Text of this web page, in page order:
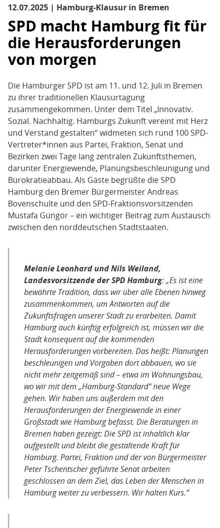
12.07.2025 | Hamburg-Klausur in Bremen
SPD macht Hamburg fit für
die Herausforderungen
von morgen
Die Hamburger SPD ist am 11. und 12. Juli in Bremen
zu ihrer traditionellen Klausurtagung
zusammengekommen. Unter dem Titel „Innovativ.
Sozial. Nachhaltig. Hamburgs Zukunft vereint mit Herz
und Verstand gestalten“ widmeten sich rund 100 SPD-
Vertreter*innen aus Partei, Fraktion, Senat und
Bezirken zwei Tage lang zentralen Zukunftsthemen,
darunter Energiewende, Planungsbeschleunigung und
Bürokratieabbau. Als Gäste begrüßte die SPD
Hamburg den Bremer Bürgermeister Andreas
Bovenschulte und den SPD-Fraktionsvorsitzenden
Mustafa Güngör – ein wichtiger Beitrag zum Austausch
zwischen den norddeutschen Stadtstaaten.
Melanie Leonhard und Nils Weiland,
Landesvorsitzende der SPD Hamburg: „Es ist eine
bewährte Tradition, dass wir über alle Ebenen hinweg
zusammenkommen, um Antworten auf die
Zukunftsfragen unserer Stadt zu erarbeiten. Damit
Hamburg auch künftig erfolgreich ist, müssen wir die
Stadt konsequent auf die kommenden
Herausforderungen vorbereiten. Das heißt: Planungen
beschleunigen und Vorgaben dort abbauen, wo sie
nicht mehr zeitgemäß sind – etwa im Wohnungsbau,
wo wir mit dem „Hamburg-Standard“ neue Wege
gehen. Wir haben uns außerdem mit den
Herausforderungen der Energiewende in einer
Großstadt wie Hamburg befasst. Die Beratungen in
Bremen haben gezeigt: Die SPD ist inhaltlich klar
aufgestellt und bleibt die gestaltende Kraft für
Hamburg. Partei, Fraktion und der von Bürgermeister
Peter Tschentscher geführte Senat arbeiten
geschlossen an dem Ziel, das Leben der Menschen in
Hamburg weiter zu verbessern. Wir halten Kurs.“